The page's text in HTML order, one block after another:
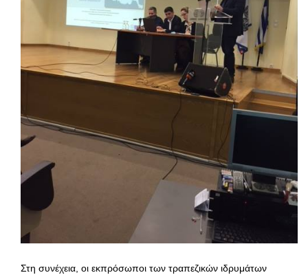
Στη συνέχεια, οι εκπρόσωποι των τραπεζικών ιδρυμάτων